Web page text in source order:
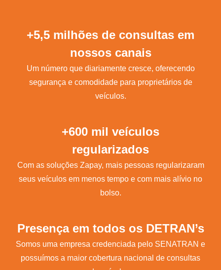
+5,5 milhões de consultas em
nossos canais
Um número que diariamente cresce, oferecendo
segurança e comodidade para proprietários de
veículos.
+600 mil veículos
regularizados
Com as soluções Zapay, mais pessoas regularizaram
seus veículos em menos tempo e com mais alívio no
bolso.
Presença em todos os DETRAN’s
Somos uma empresa credenciada pelo SENATRAN e
possuímos a maior cobertura nacional de consultas